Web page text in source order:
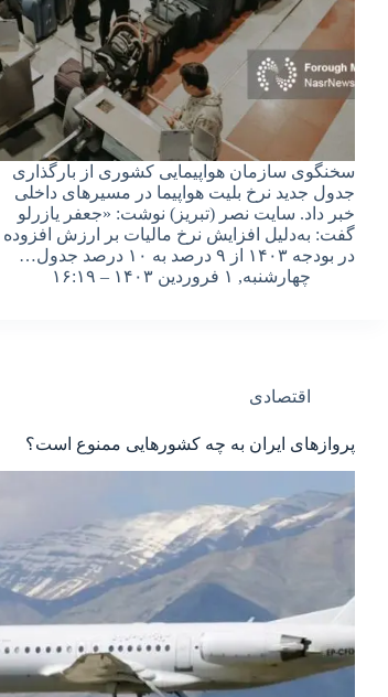
سخنگوی سازمان هواپیمایی کشوری از بارگذاری
جدول جدید نرخ بلیت هواپیما در مسیر‌های داخلی
خبر داد. سایت نصر (تبریز) نوشت: «جعفر یازرلو
گفت: به‌دلیل افزایش نرخ مالیات بر ارزش افزوده
در بودجه ۱۴۰۳ از ۹ درصد به ۱۰ درصد جدول…
چهارشنبه, ۱ فروردین ۱۴۰۳ – ۱۶:۱۹
اقتصادی
پروازهای ایران به چه کشورهایی ممنوع است؟